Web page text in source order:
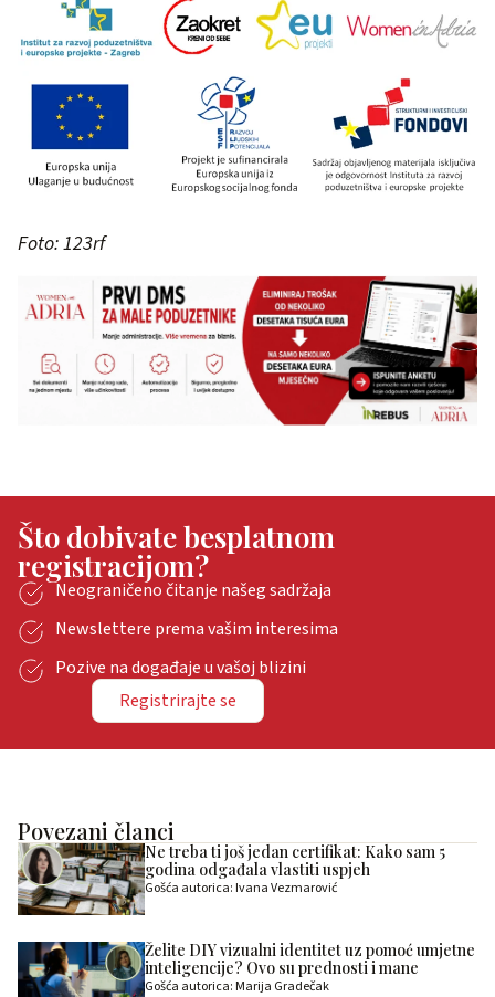
Foto: 123rf
Što dobivate besplatnom
registracijom?
Neograničeno čitanje našeg sadržaja
Newslettere prema vašim interesima
Pozive na događaje u vašoj blizini
Registrirajte se
Povezani članci
Ne treba ti još jedan certifikat: Kako sam 5
godina odgađala vlastiti uspjeh
Gošća autorica: Ivana Vezmarović
Želite DIY vizualni identitet uz pomoć umjetne
inteligencije? Ovo su prednosti i mane
Gošća autorica: Marija Gradečak